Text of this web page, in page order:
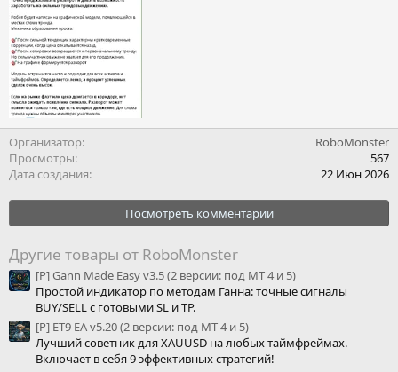
Организатор
RoboMonster
Просмотры
567
Дата создания
22 Июн 2026
Посмотреть комментарии
Другие товары от RoboMonster
[P] Gann Made Easy v3.5 (2 версии: под МТ 4 и 5)
Простой индикатор по методам Ганна: точные сигналы
BUY/SELL с готовыми SL и TP.
[P] ET9 EA v5.20 (2 версии: под МТ 4 и 5)
Лучший советник для XAUUSD на любых таймфреймах.
Включает в себя 9 эффективных стратегий!